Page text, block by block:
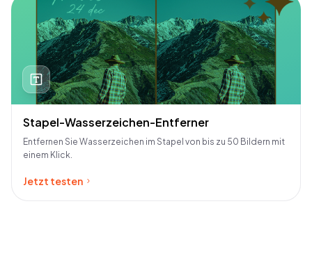
Stapel-Wasserzeichen-Entferner
Entfernen Sie Wasserzeichen im Stapel von bis zu 50 Bildern mit
einem Klick.
Jetzt testen